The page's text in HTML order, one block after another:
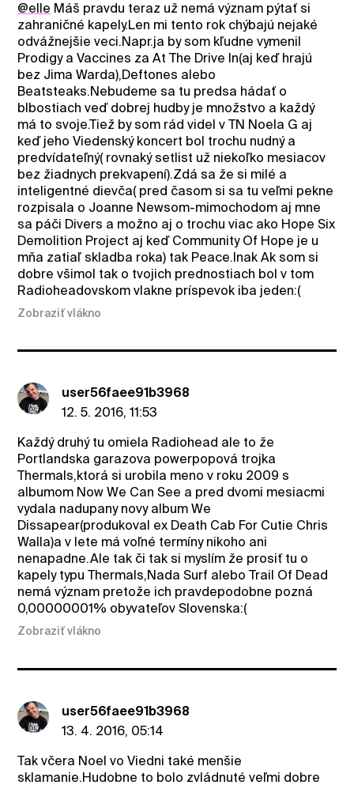
@elle Máš pravdu teraz už nemá význam pýtať si
zahraničné kapely.Len mi tento rok chýbajú nejaké
odvážnejšie veci.Napr.ja by som kľudne vymenil
Prodigy a Vaccines za At The Drive In(aj keď hrajú
bez Jima Warda),Deftones alebo
Beatsteaks.Nebudeme sa tu predsa hádať o
blbostiach veď dobrej hudby je množstvo a každý
má to svoje.Tiež by som rád videl v TN Noela G aj
keď jeho Viedenský koncert bol trochu nudný a
predvídateľný( rovnaký setlist už niekoľko mesiacov
bez žiadnych prekvapení).Zdá sa že si milé a
inteligentné dievča( pred časom si sa tu veľmi pekne
rozpisala o Joanne Newsom-mimochodom aj mne
sa páči Divers a možno aj o trochu viac ako Hope Six
Demolition Project aj keď Community Of Hope je u
mňa zatiaľ skladba roka) tak Peace.Inak Ak som si
dobre všimol tak o tvojich prednostiach bol v tom
Radioheadovskom vlakne príspevok iba jeden:(
Zobraziť vlákno
user56faee91b3968
12. 5. 2016, 11:53
Každý druhý tu omiela Radiohead ale to že
Portlandska garazova powerpopová trojka
Thermals,ktorá si urobila meno v roku 2009 s
albumom Now We Can See a pred dvomi mesiacmi
vydala nadupany novy album We
Dissapear(produkoval ex Death Cab For Cutie Chris
Walla)a v lete má voľné termíny nikoho ani
nenapadne.Ale tak či tak si myslím že prosiť tu o
kapely typu Thermals,Nada Surf alebo Trail Of Dead
nemá význam pretože ich pravdepodobne pozná
0,00000001% obyvateľov Slovenska:(
Zobraziť vlákno
user56faee91b3968
13. 4. 2016, 05:14
Tak včera Noel vo Viedni také menšie
sklamanie.Hudobne to bolo zvládnuté veľmi dobre